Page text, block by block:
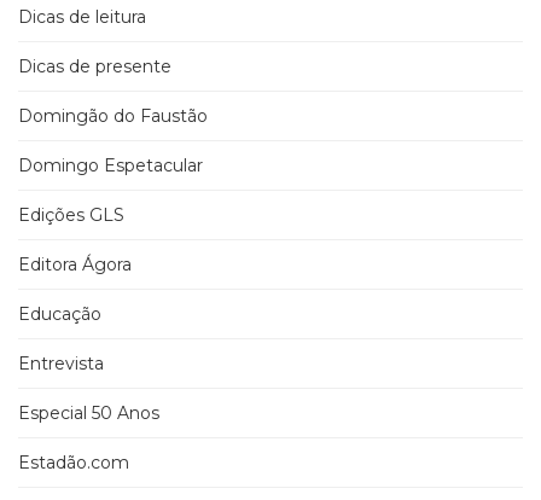
Dicas de leitura
Dicas de presente
Domingão do Faustão
Domingo Espetacular
Edições GLS
Editora Ágora
Educação
Entrevista
Especial 50 Anos
Estadão.com